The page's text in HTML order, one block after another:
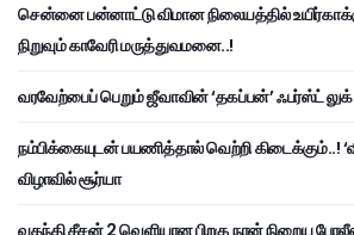
சென்னை பன்னாட்டு விமான நிலையத்தில்
நிறுவும் காவேரி மருத்துவமனை..!
வரவேற்பைப் பெறும் ஜீவாவின் ‘தகப்பன்’ ஃபர்ஸ்ட்
நம்பிக்கையுடன் பயணித்தால் வெற்றி கிடைக்கும்..!
விழாவில் சூர்யா
வதந்தி சீசன் 2 வெளியான பிறகு நான் நிறைய